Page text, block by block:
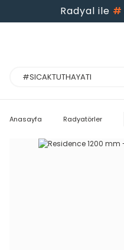
Radyal ile #
Anasayfa Radyatörler